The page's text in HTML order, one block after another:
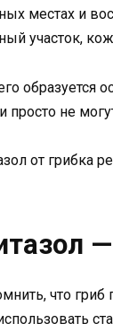
местах и
участок,
образуется
просто не
что гриб